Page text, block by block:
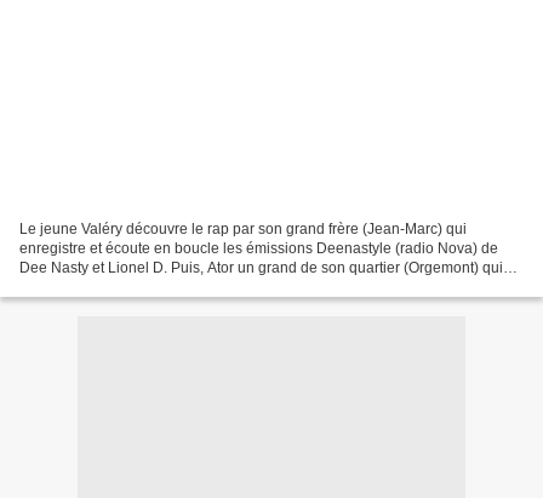
Le jeune Valéry découvre le rap par son grand frère (Jean-Marc) qui
enregistre et écoute en boucle les émissions Deenastyle (radio Nova) de
Dee Nasty et Lionel D. Puis, Ator un grand de son quartier (Orgemont) qui